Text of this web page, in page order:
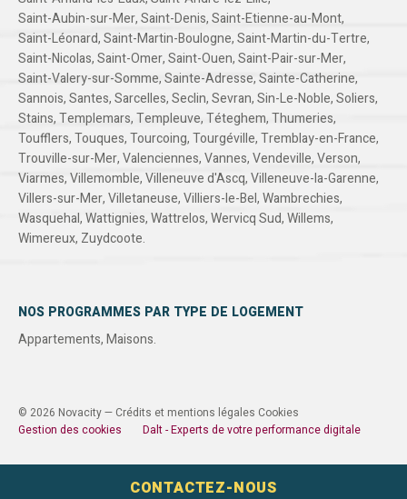
Saint-Aubin-sur-Mer,Saint-Denis,Saint-Etienne-au-Mont,
Saint-Léonard,Saint-Martin-Boulogne,Saint-Martin-du-Tertre,
Saint-Nicolas,Saint-Omer,Saint-Ouen,Saint-Pair-sur-Mer,
Saint-Valery-sur-Somme,Sainte-Adresse,Sainte-Catherine,
Sannois,Santes,Sarcelles,Seclin,Sevran,Sin-Le-Noble,Soliers,
Stains,Templemars,Templeuve,Téteghem,Thumeries,
Toufflers,Touques,Tourcoing,Tourgéville,Tremblay-en-France,
Trouville-sur-Mer,Valenciennes,Vannes,Vendeville,Verson,
Viarmes,Villemomble,Villeneuve d'Ascq,Villeneuve-la-Garenne,
Villers-sur-Mer,Villetaneuse,Villiers-le-Bel,Wambrechies,
Wasquehal,Wattignies,Wattrelos,Wervicq Sud,Willems,
Wimereux, Zuydcoote.
NOS PROGRAMMES PAR TYPE DE LOGEMENT
Appartements,Maisons.
© 2026 Novacity — Crédits et mentions légales Cookies
Gestion des cookies
Dalt - Experts de votre performance digitale
CONTACTEZ-NOUS